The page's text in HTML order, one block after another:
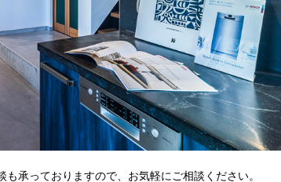
承っておりますので、お気軽にご相談ください。